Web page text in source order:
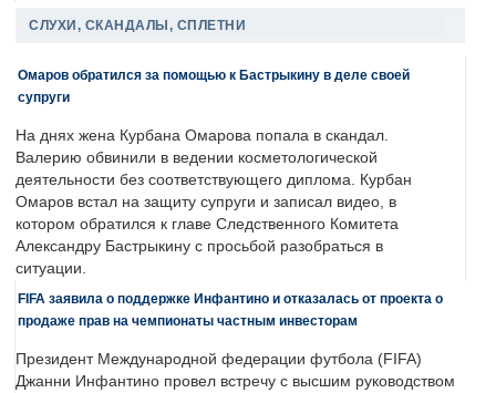
СЛУХИ, СКАНДАЛЫ, СПЛЕТНИ
Омаров обратился за помощью к Бастрыкину в деле своей
супруги
На днях жена Курбана Омарова попала в скандал.
Валерию обвинили в ведении косметологической
деятельности без соответствующего диплома. Курбан
Омаров встал на защиту супруги и записал видео, в
котором обратился к главе Следственного Комитета
Александру Бастрыкину с просьбой разобраться в
ситуации.
FIFA заявила о поддержке Инфантино и отказалась от проекта о
продаже прав на чемпионаты частным инвесторам
Президент Международной федерации футбола (FIFA)
Джанни Инфантино провел встречу с высшим руководством